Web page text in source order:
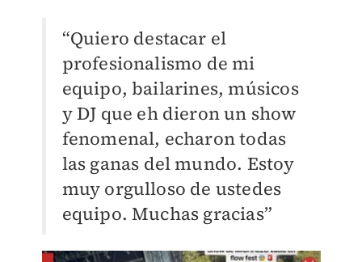
“Quiero destacar el
profesionalismo de mi
equipo, bailarines, músicos
y DJ que eh dieron un show
fenomenal, echaron todas
las ganas del mundo. Estoy
muy orgulloso de ustedes
equipo. Muchas gracias”